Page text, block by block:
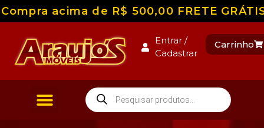
acima de R$ 500,00 FRETE
Entrar /
Cadastrar
Carrinho